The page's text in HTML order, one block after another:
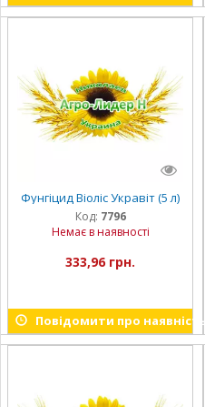
Фунгіцид Віоліс Укравіт (5 л)
Код: 7796
Немає в наявності
333,96 грн.
Повідомити про наявність